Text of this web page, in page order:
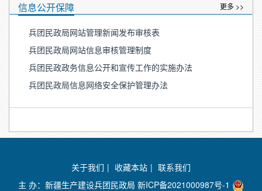
信息公开保障 更多 >>
兵团民政局网站管理新闻发布审核表
兵团民政局网站信息审核管理制度
兵团民政政务信息公开和宣传工作的实施办法
兵团民政局信息网络安全保护管理办法
关于我们 | 收藏本站 | 联系我们
主 办：新疆生产建设兵团民政局 新ICP备2021000987号-1